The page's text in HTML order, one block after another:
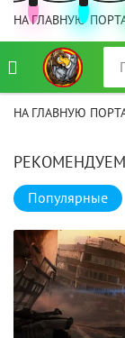
НА ГЛАВНУЮ
НА ГЛАВНУЮ
Популярные